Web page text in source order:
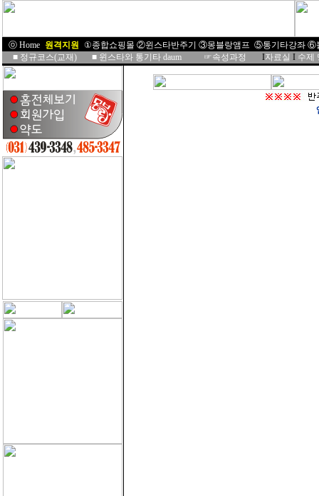
ⓞ Home 원격지원 ①종합쇼핑몰 ②윈스타반주기 ③몽블랑앰프 ⑤통기타강좌 ⑥
■ 정규코스(교재) ■ 윈스타와 통기타 daum ☞속성과정 I자료실 I 수제